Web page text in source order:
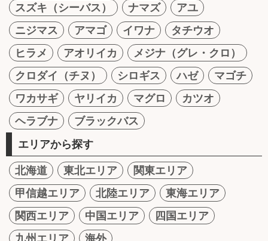
スズキ（シーバス）
ナマズ
アユ
ニジマス
アマゴ イワナ
タチウオ
ヒラメ
アオリイカ
メジナ（グレ・クロ）
クロダイ（チヌ）
シロギス ハゼ
マゴチ
ワカサギ
ヤリイカ マグロ
カツオ
ヘラブナ
ブラックバス
エリアから探す
北海道 東北エリア
関東エリア
甲信越エリア
北陸エリア
東海エリア
関西エリア
中国エリア
四国エリア
九州エリア
海外